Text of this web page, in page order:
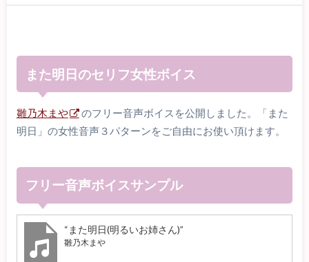
また明日のセリフ女性ボイス
雛乃木まや
のフリー音声ボイスを公開しました。「また
明日」の女性音声３パターンをご自由にお使い頂けます。
フリー音声ボイスサンプル
“また明日(明るいお姉さん)”
雛乃木まや